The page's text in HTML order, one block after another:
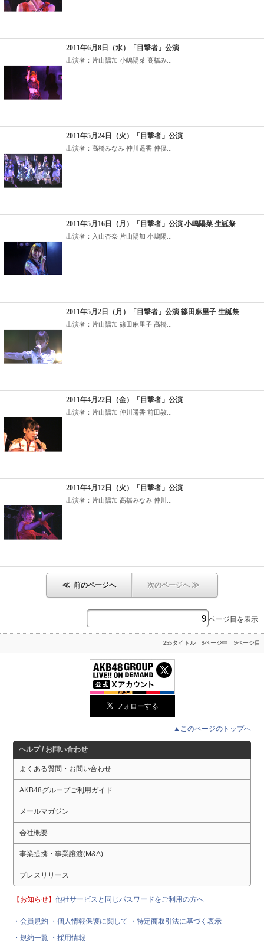
2011年6月8日（水）「目撃者」公演
出演者：片山陽加 小嶋陽菜 高橋み...
2011年5月24日（火）「目撃者」公演
出演者：高橋みなみ 仲川遥香 仲俣...
2011年5月16日（月）「目撃者」公演 小嶋陽菜 生誕祭
出演者：入山杏奈 片山陽加 小嶋陽...
2011年5月2日（月）「目撃者」公演 篠田麻里子 生誕祭
出演者：片山陽加 篠田麻里子 高橋...
2011年4月22日（金）「目撃者」公演
出演者：片山陽加 仲川遥香 前田敦...
2011年4月12日（火）「目撃者」公演
出演者：片山陽加 高橋みなみ 仲川...
≪ 前のページへ 次のページへ≫
ページ目を表示
255タイトル 9ページ中 9ページ目
▲このページのトップへ
ヘルプ / お問い合わせ
よくある質問・お問い合わせ
AKB48グループご利用ガイド
メールマガジン
会社概要
事業提携・事業譲渡(M&A)
プレスリリース
【お知らせ】他社サービスと同じパスワードをご利用の方へ
・会員規約 ・個人情報保護に関して
・特定商取引法に基づく表示
・規約一覧 ・採用情報